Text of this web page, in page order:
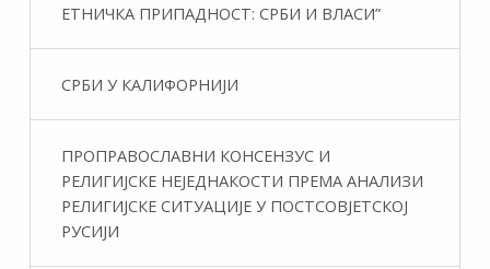
ЕТНИЧКА ПРИПАДНОСТ: СРБИ И ВЛАСИ”
СРБИ У КАЛИФОРНИЈИ
ПРОПРАВОСЛАВНИ КОНСЕНЗУС И
РЕЛИГИЈСКЕ НЕЈЕДНАКОСТИ ПРЕМА АНАЛИЗИ
РЕЛИГИЈСКЕ СИТУАЦИЈЕ У ПОСТСОВЈЕТСКОЈ
РУСИЈИ